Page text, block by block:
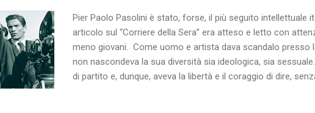
Pier Paolo Pasolini è stato, forse, il più seguito intellettuale
articolo sul “Corriere della Sera” era atteso e letto con
meno giovani. Come uomo e artista dava scandalo presso
non nascondeva la sua diversità sia ideologica, sia
di partito e, dunque, aveva la libertà e il coraggio di dire,